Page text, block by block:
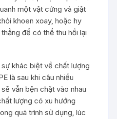
một vật cứng và giật
khoen xoay, hoặc hy
để có thể thu hồi lại
khác biệt về chất lượng
là sau khi câu nhiều
vẫn bện chặt vào nhau
lượng có xu hướng
quá trình sử dụng, lúc